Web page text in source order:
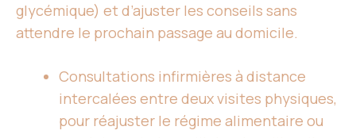
glycémique) et d’ajuster les conseils sans
attendre le prochain passage au domicile.
Consultations infirmières à distance
intercalées entre deux visites physiques,
pour réajuster le régime alimentaire ou